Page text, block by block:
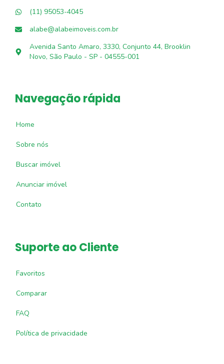
(11) 95053-4045
alabe@alabeimoveis.com.br
Avenida Santo Amaro, 3330, Conjunto 44, Brooklin
Novo, São Paulo - SP - 04555-001
Navegação rápida
Home
Sobre nós
Buscar imóvel
Anunciar imóvel
Contato
Suporte ao Cliente
Favoritos
Comparar
FAQ
Política de privacidade